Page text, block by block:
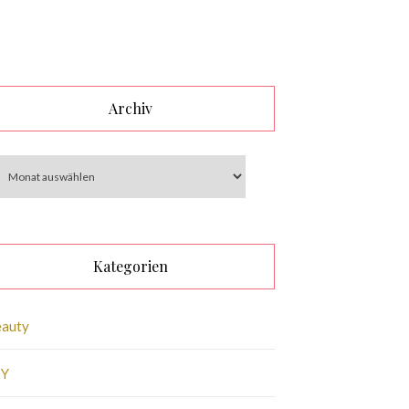
Archiv
Kategorien